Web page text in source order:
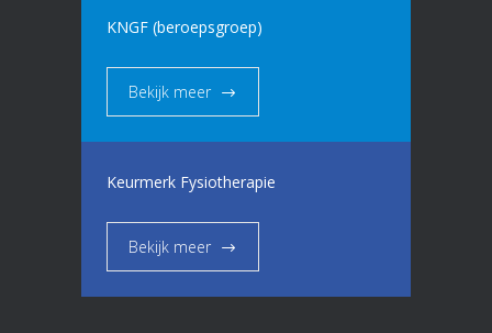
KNGF (beroepsgroep)
Bekijk meer
Keurmerk Fysiotherapie
Bekijk meer